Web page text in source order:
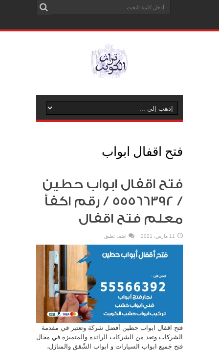
فتح اقفال ابواب
فتح اقفال ابواب حطين
/ 55566392 / رقم اكفأ
معلم فتح اقفال
11 مارس، 2021 اضف تعليق
فتح اقفال ابواب حطين أفضل شركة وتعتبر في مقدمة
الشركات وتعد من الشركات الرائدة والمتميزة في مجال
فتح جَميع ابواب السيارات و ابواب الشّقق والمنازل،